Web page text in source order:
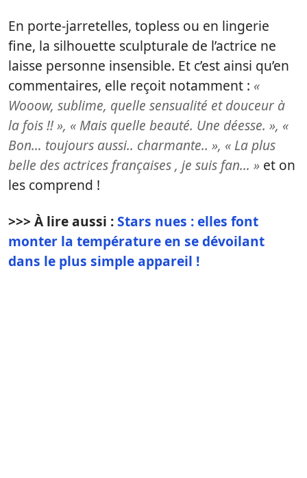
En porte-jarretelles, topless ou en lingerie
fine, la silhouette sculpturale de l’actrice ne
laisse personne insensible. Et c’est ainsi qu’en
commentaires, elle reçoit notamment : «
Wooow, sublime, quelle sensualité et douceur à
la fois !! », « Mais quelle beauté. Une déesse. », «
Bon… toujours aussi.. charmante.. », « La plus
belle des actrices françaises , je suis fan… » et on
les comprend !
>>> À lire aussi :Stars nues : elles font
monter la température en se dévoilant
dans le plus simple appareil !